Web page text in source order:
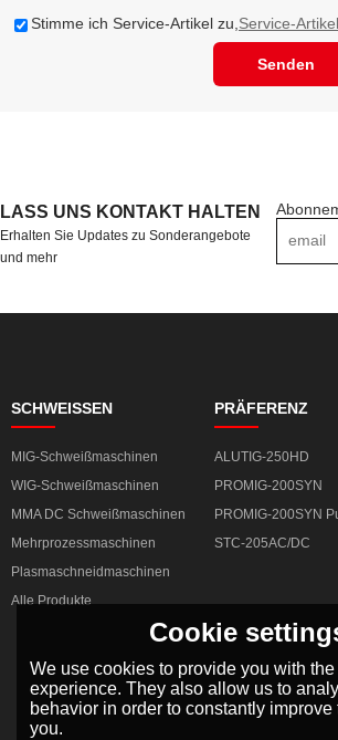
Stimme ich Service-Artikel zu,Service-Artikel
Senden
LASS UNS KONTAKT HALTEN
Erhalten Sie Updates zu Sonderangebote
und mehr
SCHWEISSEN
MIG-Schweißmaschinen
WIG-Schweißmaschinen
MMA DC Schweißmaschinen
Mehrprozessmaschinen
Plasmaschneidmaschinen
Alle Produkte
PRÄFERENZ
ALUTIG-250HD
PROMIG-200SYN
PROMIG-200SYN
STC-205AC/DC
Cookie
We use cookies to provide you with
experience. They also allow us to
behavior in order to constantly
you.